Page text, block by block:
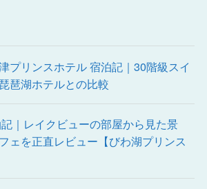
プリンスホテル 宿泊記｜30階級スイ
琶湖ホテルとの比較
｜レイクビューの部屋から見た景
ェを正直レビュー【びわ湖プリンス